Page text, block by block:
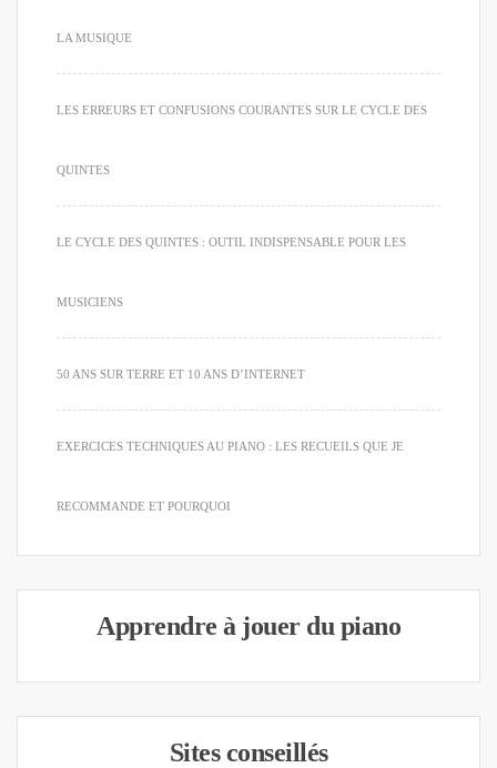
LA MUSIQUE
LES ERREURS ET CONFUSIONS COURANTES SUR LE CYCLE DES
QUINTES
LE CYCLE DES QUINTES : OUTIL INDISPENSABLE POUR LES
MUSICIENS
50 ANS SUR TERRE ET 10 ANS D’INTERNET
EXERCICES TECHNIQUES AU PIANO : LES RECUEILS QUE JE
RECOMMANDE ET POURQUOI
Apprendre à jouer du piano
Sites conseillés